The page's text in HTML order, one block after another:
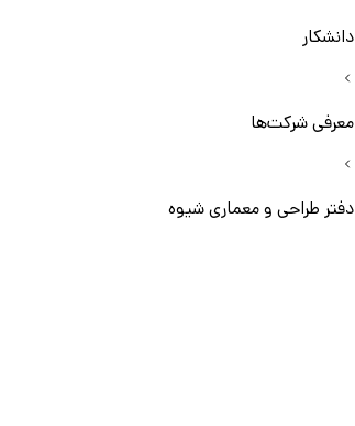
دانشکار
معرفی شرکت‌ها
دفتر طراحی و معماری شیوه